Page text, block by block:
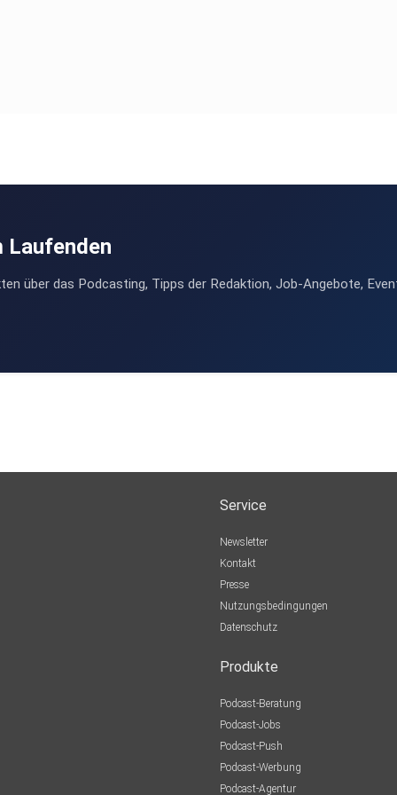
Laufenden
über das Podcasting, Tipps der Redaktion, Job-Angebote,
Service
Newsletter
Kontakt
Presse
Nutzungsbedingungen
Datenschutz
Produkte
Podcast-Beratung
Podcast-Jobs
Podcast-Push
Podcast-Werbung
Podcast-Agentur